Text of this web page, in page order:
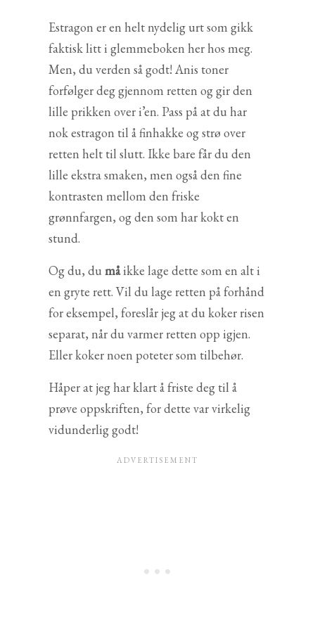
Estragon er en helt nydelig urt som gikk
faktisk litt i glemmeboken her hos meg.
Men, du verden så godt! Anis toner
forfølger deg gjennom retten og gir den
lille prikken over i’en. Pass på at du har
nok estragon til å finhakke og strø over
retten helt til slutt. Ikke bare får du den
lille ekstra smaken, men også den fine
kontrasten mellom den friske
grønnfargen, og den som har kokt en
stund.
Og du, du måikke lage dette som en alt i
en gryte rett. Vil du lage retten på forhånd
for eksempel, foreslår jeg at du koker risen
separat, når du varmer retten opp igjen.
Eller koker noen poteter som tilbehør.
Håper at jeg har klart å friste deg til å
prøve oppskriften, for dette var virkelig
vidunderlig godt!